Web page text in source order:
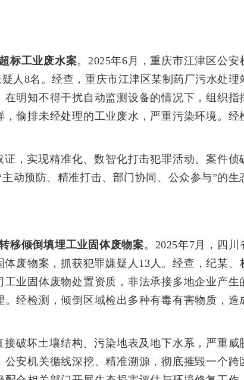
标工业废水案。2025年6月，重庆市江津区公安
人8名。经查，重庆市江津区某制药厂污水处理
明知不得干扰自动监测设备的情况下，组织指
偷排未经处理的工业废水，严重污染环境。经
，实现精准化、数智化打击犯罪活动。案件侦
动预防、精准打击、部门协同、公众参与”的生
移倾倒填埋工业固体废物案。2025年7月，四川
废物案，抓获犯罪嫌疑人13人。经查，纪某、
业固体废物处置资质，非法承接多地企业产生
经检测，倾倒区域检出多种有毒有害物质，造
破坏土壤结构、污染地表及地下水系，严重威
安机关循线深挖、精准溯源，彻底摧毁一个跨